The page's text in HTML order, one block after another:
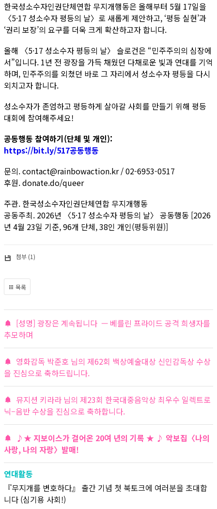
한국성소수자인권단체연합 무지개행동은 올해부터 5월 17일을
〈5·17 성소수자 평등의 날〉로 새롭게 제안하고, ‘평등 실현’과
‘권리 보장’의 요구를 더욱 크게 확산하고자 합니다.
올해 〈5·17 성소수자 평등의 날〉 슬로건은 “민주주의의 심장에
서”입니다. 1년 전 광장을 가득 채웠던 다채로운 빛과 연대를 기억
하며, 민주주의를 외쳤던 바로 그 자리에서 성소수자 평등을 다시
외치고자 합니다.
성소수자가 존엄하고 평등하게 살아갈 사회를 만들기 위해 평등
대회에 참여해주세요!
공동행동 참여하기(단체 및 개인):
https://bit.ly/517공동행동
문의. contact@rainbowaction.kr /02-6953-0517
후원. donate.do/queer
주관. 한국성소수자인권단체연합 무지개행동
공동주최. 2026년 〈5·17 성소수자 평등의 날〉 공동행동 [2026
년 4월 23일 기준, 96개 단체, 38인 개인(평등위원)]
첨부 (1)
목록
[성명] 광장은 계속됩니다 — 베를린 프라이드 공격 희생자를
추모하며
영화감독 박준호 님의 제62회 백상예술대상 신인감독상 수상
을 진심으로 축하드립니다.
뮤지션 키라라 님의 제23회 한국대중음악상 최우수 일렉트로
닉–음반 수상을 진심으로 축하합니다.
♪★ 지보이스가 걸어온 20여 년의 기록 ★ ♪ 악보집〈나의
사랑, 나의 자랑〉발매!
연대활동
『무지개를 변호하다』 출간 기념 첫 북토크에 여러분을 초대합
니다 (심기용 사회!)